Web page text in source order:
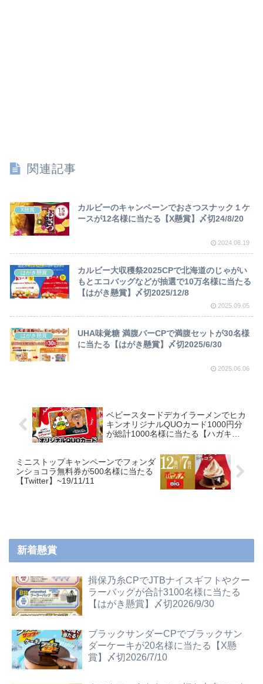
関連記事
X懸賞
カルビーのキャンペーンでおさつスナック１ケ
ースが12名様に当たる【X懸賞】〆切24/8/20
2024.08.19
はがき懸賞
カルビー大収穫祭2025CPで北海道のじゃがい
もとエコバッグなどが抽選で10万名様に当たる
【はがき懸賞】〆切2025/12/8
2025.09.05
はがき懸賞
UHA味覚糖 満腹バーCPで満腹セットが30名様
に当たる【はがき懸賞】〆切2025/6/30
2025.06.06
ベビースタードデカイラーメンでヒカ
キンオリジナルQUOカード1000円分
が総計1000名様に当たる【ハガキ】
ミニストップキャンペーンでフォンダ
ンショコラ無料券が500名様に当たる
【Twitter】~19/11/11
新着懸賞
揖保乃糸CPでJTBナイスギフトやクー
ラーバッグが合計3100名様に当たる
【はがき懸賞】〆切2026/9/30
ブラックサンダーCPでブラックサン
ダーケーキが20名様に当たる【X懸
賞】〆切2026/7/10